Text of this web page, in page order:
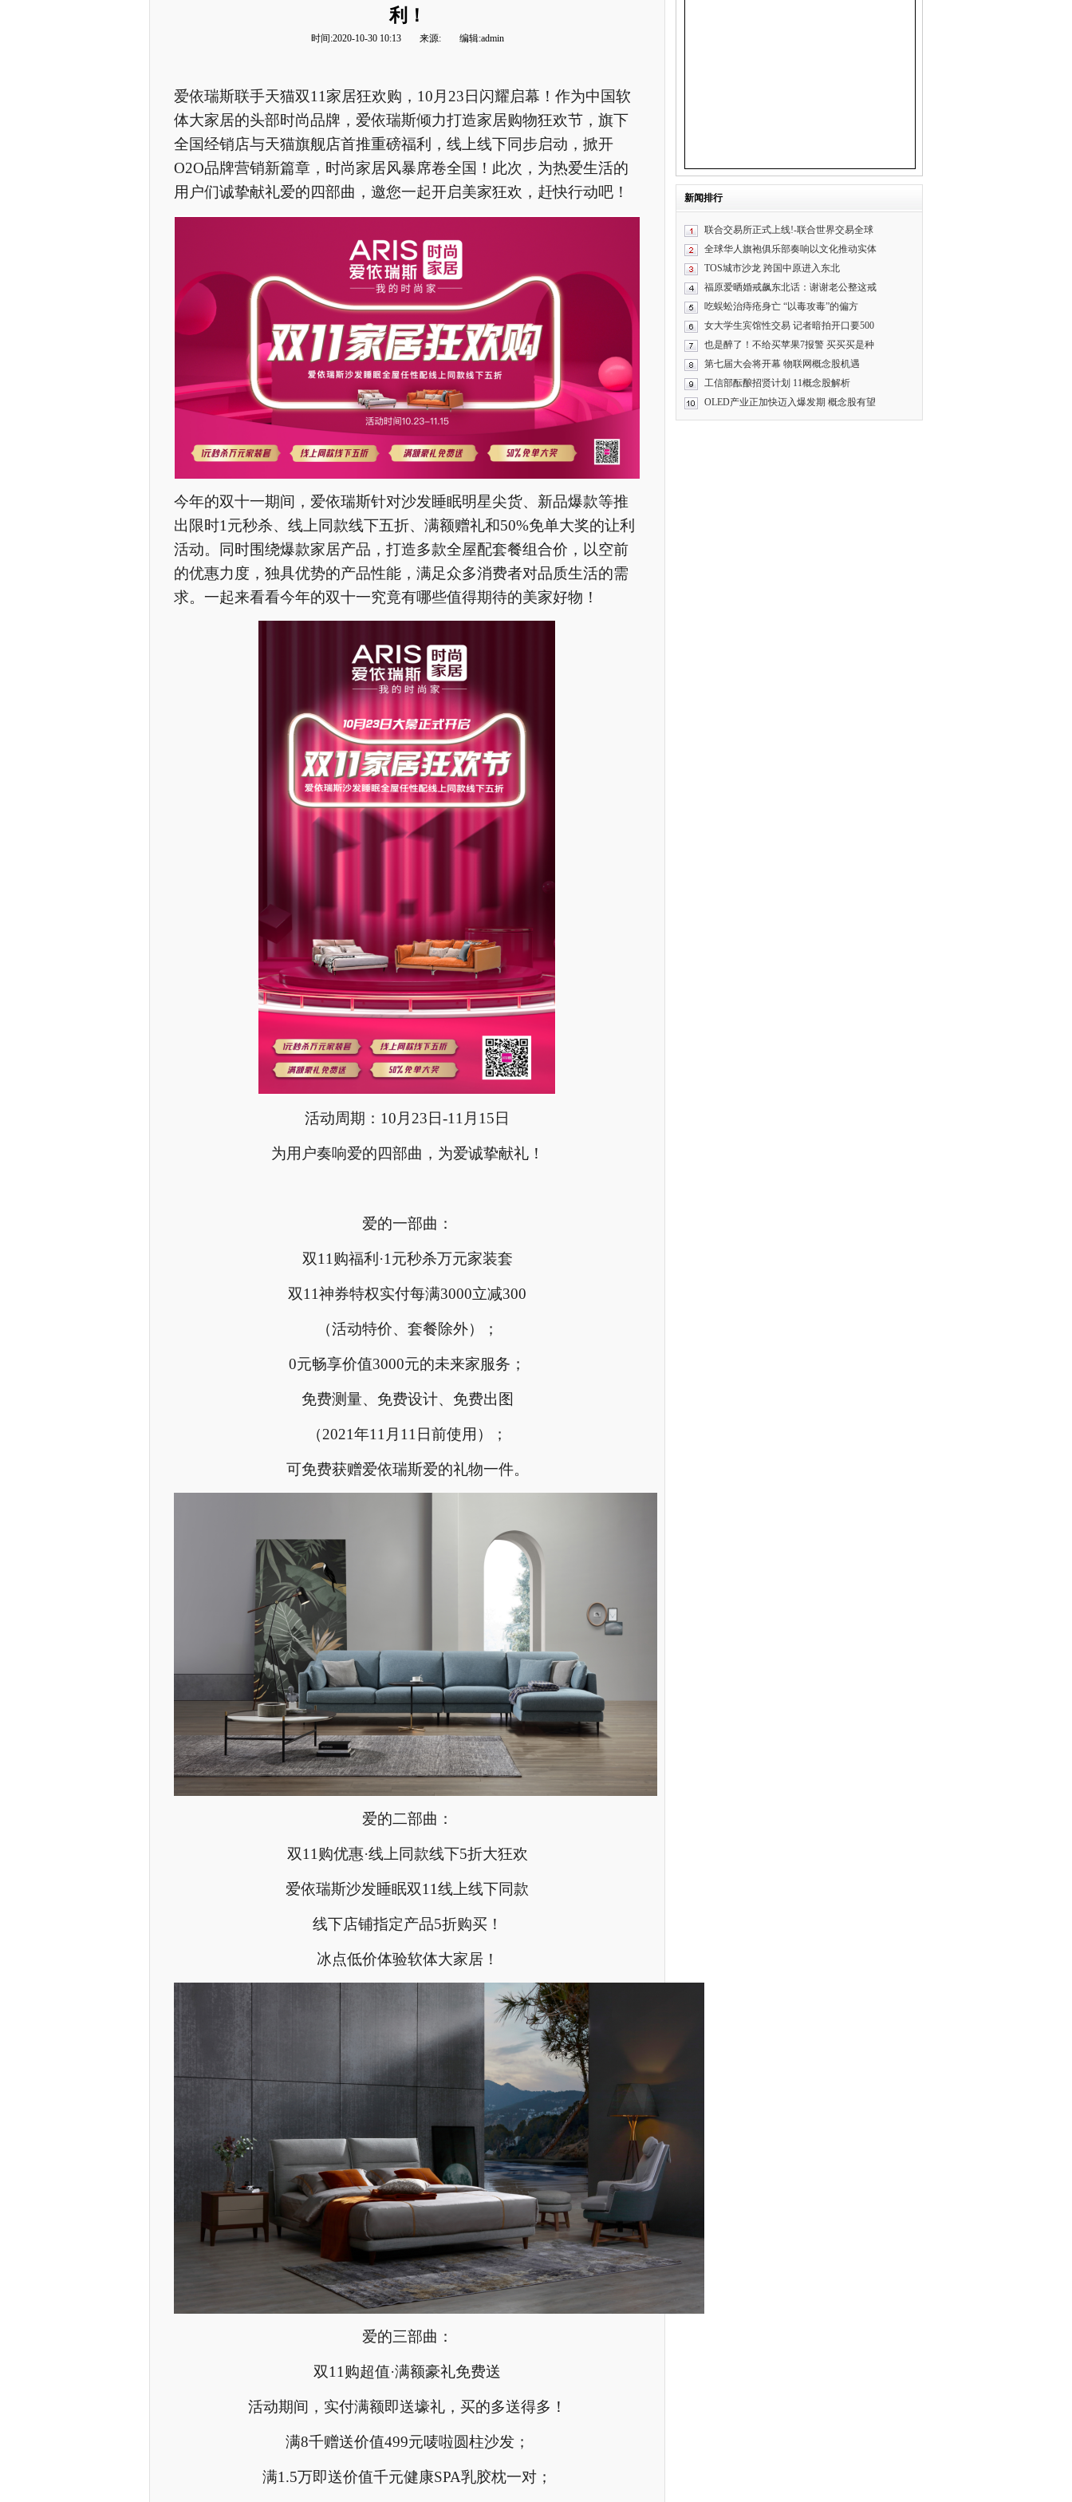
利！
时间:2020-10-30 10:13 来源: 编辑:admin
爱依瑞斯联手天猫双11家居狂欢购，10月23日闪耀启幕！作为中国软
体大家居的头部时尚品牌，爱依瑞斯倾力打造家居购物狂欢节，旗下
全国经销店与天猫旗舰店首推重磅福利，线上线下同步启动，掀开
O2O品牌营销新篇章，时尚家居风暴席卷全国！此次，为热爱生活的
用户们诚挚献礼爱的四部曲，邀您一起开启美家狂欢，赶快行动吧！
今年的双十一期间，爱依瑞斯针对沙发睡眠明星尖货、新品爆款等推
出限时1元秒杀、线上同款线下五折、满额赠礼和50%免单大奖的让利
活动。同时围绕爆款家居产品，打造多款全屋配套餐组合价，以空前
的优惠力度，独具优势的产品性能，满足众多消费者对品质生活的需
求。一起来看看今年的双十一究竟有哪些值得期待的美家好物！
活动周期：10月23日-11月15日
为用户奏响爱的四部曲，为爱诚挚献礼！
爱的一部曲：
双11购福利·1元秒杀万元家装套
双11神券特权实付每满3000立减300
（活动特价、套餐除外）；
0元畅享价值3000元的未来家服务；
免费测量、免费设计、免费出图
（2021年11月11日前使用）；
可免费获赠爱依瑞斯爱的礼物一件。
爱的二部曲：
双11购优惠·线上同款线下5折大狂欢
爱依瑞斯沙发睡眠双11线上线下同款
线下店铺指定产品5折购买！
冰点低价体验软体大家居！
爱的三部曲：
双11购超值·满额豪礼免费送
活动期间，实付满额即送壕礼，买的多送得多！
满8千赠送价值499元唛啦圆柱沙发；
满1.5万即送价值千元健康SPA乳胶枕一对；
新闻排行
联合交易所正式上线!-联合世界交易全球
全球华人旗袍俱乐部奏响以文化推动实体
TOS城市沙龙 跨国中原进入东北
福原爱晒婚戒飙东北话：谢谢老公整这戒
吃蜈蚣治痔疮身亡 “以毒攻毒”的偏方
女大学生宾馆性交易 记者暗拍开口要500
也是醉了！不给买苹果7报警 买买买是种
第七届大会将开幕 物联网概念股机遇
工信部酝酿招贤计划 11概念股解析
OLED产业正加快迈入爆发期 概念股有望